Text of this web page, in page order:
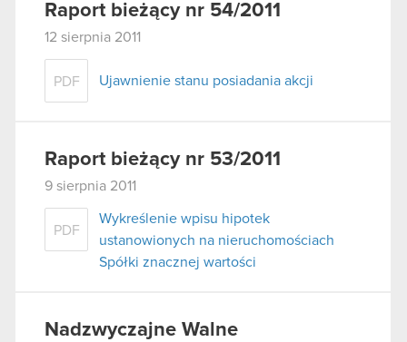
Raport bieżący nr 54/2011
12 sierpnia 2011
PDF Ujawnienie stanu posiadania akcji
Raport bieżący nr 53/2011
9 sierpnia 2011
PDF
Wykreślenie wpisu hipotek
ustanowionych na nieruchomościach
Spółki znacznej wartości
Nadzwyczajne Walne